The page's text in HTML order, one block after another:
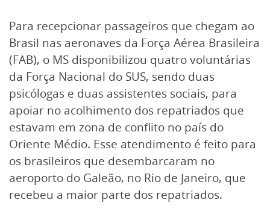
Para recepcionar passageiros que chegam ao
Brasil nas aeronaves da Força Aérea Brasileira
(FAB), o MS disponibilizou quatro voluntárias
da Força Nacional do SUS, sendo duas
psicólogas e duas assistentes sociais, para
apoiar no acolhimento dos repatriados que
estavam em zona de conflito no país do
Oriente Médio. Esse atendimento é feito para
os brasileiros que desembarcaram no
aeroporto do Galeão, no Rio de Janeiro, que
recebeu a maior parte dos repatriados.